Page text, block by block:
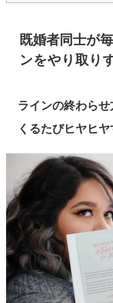
既婚者同士が
ンをやり取り
ラインの終わら
くるたびヒヤヒヤ